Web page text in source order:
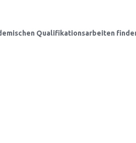
Qualifikationsarbeiten